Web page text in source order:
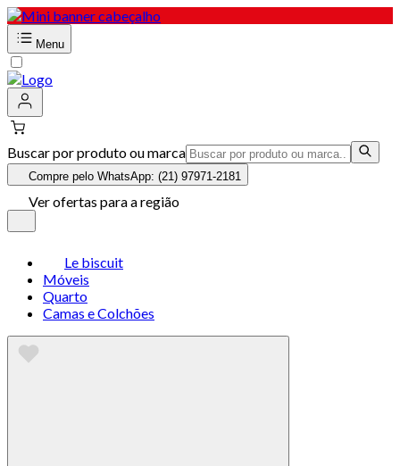
Menu
Buscar por produto ou marca
Compre pelo WhatsApp: (21) 97971-2181
Ver ofertas para a região
Le biscuit
Móveis
Quarto
Camas e Colchões